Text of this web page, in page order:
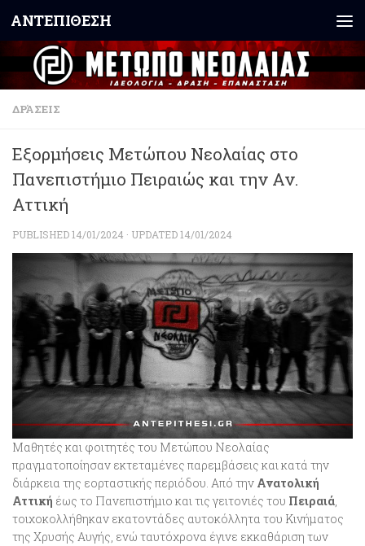
Skip to content
ΑΝΤΕΠΙΘΕΣΗ
ΔΡΆΣΕΙΣ
Εξορμήσεις Μετώπου Νεολαίας στο
Πανεπιστήμιο Πειραιώς και την Αν.
Αττική
PUBLISHED14/01/2024 · UPDATED14/01/2024
Μαθητές και φοιτητές του Μετώπου Νεολαίας
πραγματοποίησαν εκτεταμένες παρεμβάσεις και κατά την
διάρκεια της εορταστικής περιόδου. Από την Ανατολική
Αττική έως το Πανεπιστήμιο και τις γειτονιές του Πειραιά,
τοιχοκολλήθηκαν εκατοντάδες αυτοκόλλητα του Κινήματος
της Χρυσής Αυγής, ενώ ταυτόχρονα έγινε εκκαθάριση των